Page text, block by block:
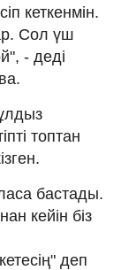
кеткенмін.
Сол үш
- деді
топтан
бастады.
кейін біз
деп